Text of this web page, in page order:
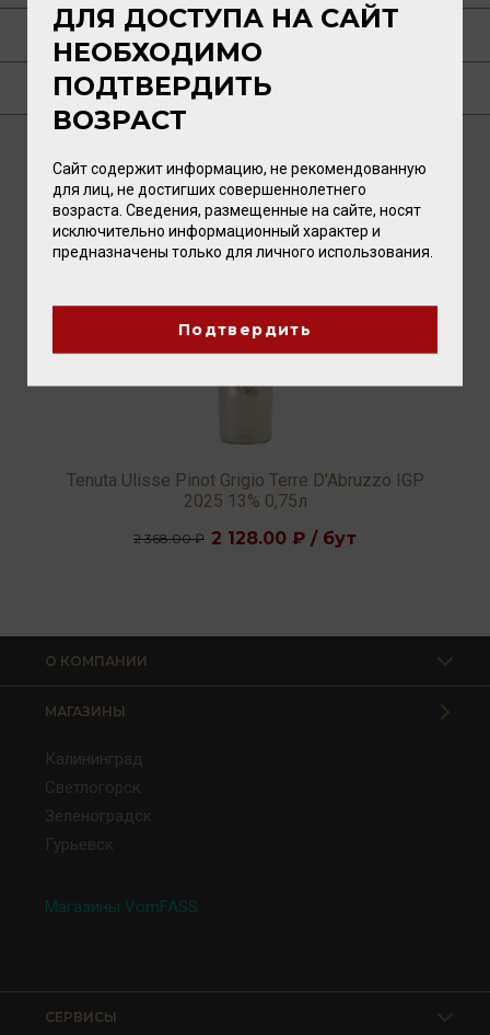
РЕЦЕПТЫ
ГДЕ КУПИТЬ?
ВАМ ТАКЖЕ ПОНРАВИТСЯ
Tenuta Ulisse Pinot Grigio Terre D'Abruzzo IGP
2025 13% 0,75л
2 368.00 ₽ 2 128.00 ₽ / бут
О КОМПАНИИ
МАГАЗИНЫ
Калининград
Светлогорск
Зеленоградск
Гурьевск
Магазины VomFASS
СЕРВИСЫ
ДЛЯ ДОСТУПА НА САЙТ
НЕОБХОДИМО
ПОДТВЕРДИТЬ
ВОЗРАСТ
Сайт содержит информацию, не рекомендованную
для лиц, не достигших совершеннолетнего
возраста. Сведения, размещенные на сайте, носят
исключительно информационный характер и
предназначены только для личного использования.
Подтвердить